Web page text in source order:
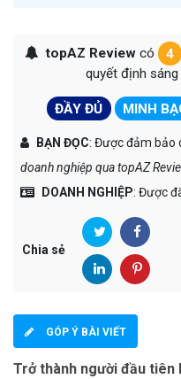
topAZ Reviewcó 4
quyết định
ĐẦY ĐỦ MINH
BẠN ĐỌC: Được đảm bảo
doanh nghiệp qua topAZ
DOANH NGHIỆP: Được
Chia sẻ
GÓP Ý BÀI VIẾT
Trở thành người đầu tiên